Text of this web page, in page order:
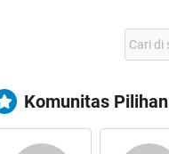
Komunitas Pilihan